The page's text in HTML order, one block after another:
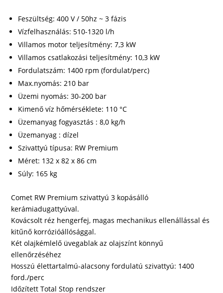
Feszültség: 400 V / 50hz ~ 3 fázis
Vízfelhasználás: 510-1320 l/h
Villamos motor teljesítmény: 7,3 kW
Villamos csatlakozási teljesítmény: 10,3 kW
Fordulatszám: 1400 rpm (fordulat/perc)
Max.nyomás: 210 bar
Üzemi nyomás: 30-200 bar
Kimenő víz hőmérséklete: 110 °C
Üzemanyag fogyasztás : 8,0 kg/h
Üzemanyag : dízel
Szivattyú típusa: RW Premium
Méret: 132 x 82 x 86 cm
Súly: 165 kg
Comet RW Premium szivattyú 3 kopásálló
kerámiadugattyúval.
Kovácsolt réz hengerfej, magas mechanikus ellenállással és
kitűnő korrózióállósággal.
Két olajkémlelő üvegablak az olajszínt könnyű
ellenőrzéséhez
Hosszú élettartalmú-alacsony fordulatú szivattyú: 1400
ford./perc
Időzített Total Stop rendszer